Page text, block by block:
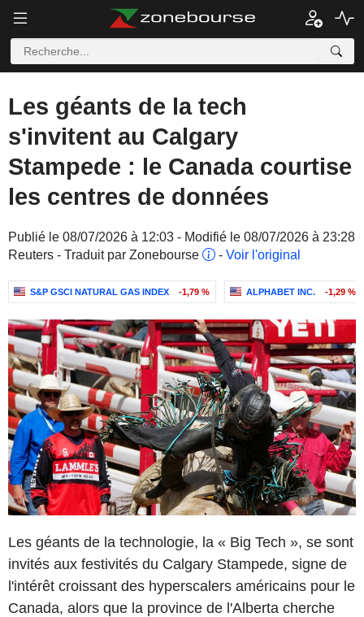
Les géants de la tech
s'invitent au Calgary
Stampede : le Canada courtise
les centres de données
Publié le 08/07/2026 à 12:03 - Modifié le 08/07/2026 à 23:28
Reuters - Traduit par Zonebourse
- Voir l'original
S&P GSCI NATURAL GAS INDEX -1,79 % ALPHABET INC. -1,29 %
Les géants de la technologie, la « Big Tech », se sont
invités aux festivités du Calgary Stampede, signe de
l'intérêt croissant des hyperscalers américains pour le
Canada, alors que la province de l'Alberta cherche